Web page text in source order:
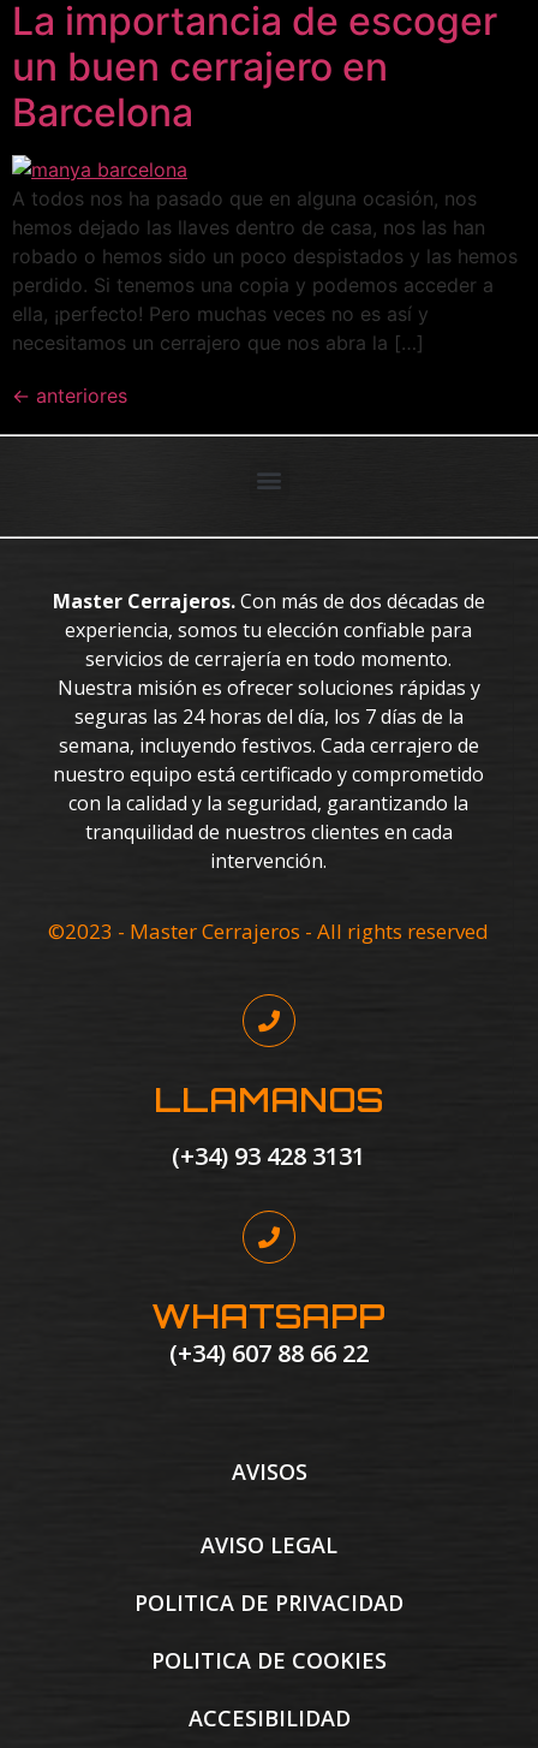
La importancia de escoger
un buen cerrajero en
Barcelona
A todos nos ha pasado que en alguna ocasión, nos
hemos dejado las llaves dentro de casa, nos las han
robado o hemos sido un poco despistados y las hemos
perdido. Si tenemos una copia y podemos acceder a
ella, ¡perfecto! Pero muchas veces no es así y
necesitamos un cerrajero que nos abra la […]
← anteriores
Master Cerrajeros.Con más de dos décadas de
experiencia, somos tu elección confiable para
servicios de cerrajería en todo momento.
Nuestra misión es ofrecer soluciones rápidas y
seguras las 24 horas del día, los 7 días de la
semana, incluyendo festivos. Cada cerrajero de
nuestro equipo está certificado y comprometido
con la calidad y la seguridad, garantizando la
tranquilidad de nuestros clientes en cada
intervención.
©2023 - Master Cerrajeros - All rights reserved
LLAMANOS
(+34) 93 428 3131
WHATSAPP
(+34) 607 88 66 22
AVISOS
AVISO LEGAL
POLITICA DE PRIVACIDAD
POLITICA DE COOKIES
ACCESIBILIDAD